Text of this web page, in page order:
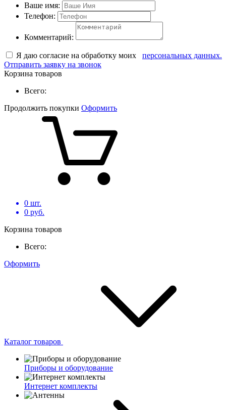
Ваше имя:
Телефон:
Комментарий:
Я даю согласие на обработку моих
персональных данных.
Отправить заявку на звонок
Корзина товаров
Всего:
Продолжить покупки Оформить
0 шт.
0 руб.
Корзина товаров
Всего:
Оформить
Каталог товаров
Приборы и оборудование
Интернет комплекты